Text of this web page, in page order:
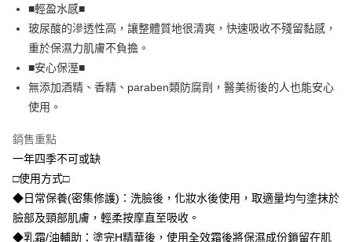
■輕盈水感■
玻尿酸的滲透性高，讓整體質地很清爽，快速吸收不殘留黏感，
重於保濕力肌膚不負擔。
■安心保溼■
無添加酒精、香精、paraben類防腐劑，醫美術後的人也能安心
使用。
銷售重點
一年四季不可或缺
□使用方式□
◆日常保養(密集修護)：洗臉後，化妝水後使用，取適量均勻塗抹於
臉部及頸部肌膚，輕柔按摩直至吸收。
◆乳霜/油輔助：塗完H精華後，使用全效霜後將保濕成份鎖留在肌